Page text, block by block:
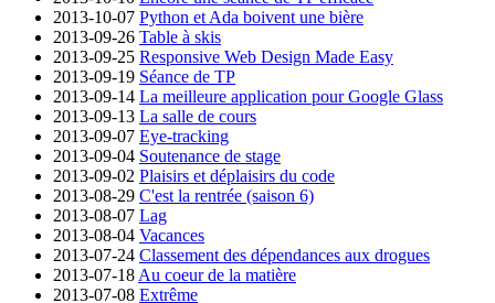
2013-10-07 Python et Ada boivent une bière
2013-09-26 Table à skis
2013-09-25 Responsive Web Design Made Easy
2013-09-19 Séance de TP
2013-09-14 La meilleure application pour Google Glass
2013-09-13 La salle de cours
2013-09-07 Eye-tracking
2013-09-04 Soutenance de stage
2013-09-02 Plaisirs et déplaisirs du code
2013-08-29 C'est la rentrée (saison 6)
2013-08-07 Lag
2013-08-04 Vacances
2013-07-24 Classement des dépendances aux drogues
2013-07-18 Au coeur de la matière
2013-07-08 Extrême